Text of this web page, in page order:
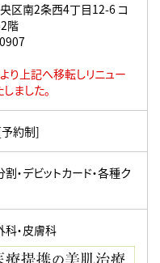
区南2条西4丁目12-6 コ
階
り上記へ移転しリニュー
ました。
予約制]
・デビットカード・各種ク
科・皮膚科